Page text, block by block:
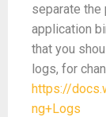
separate the
application
that you
logs, for
https://
ng+Logs